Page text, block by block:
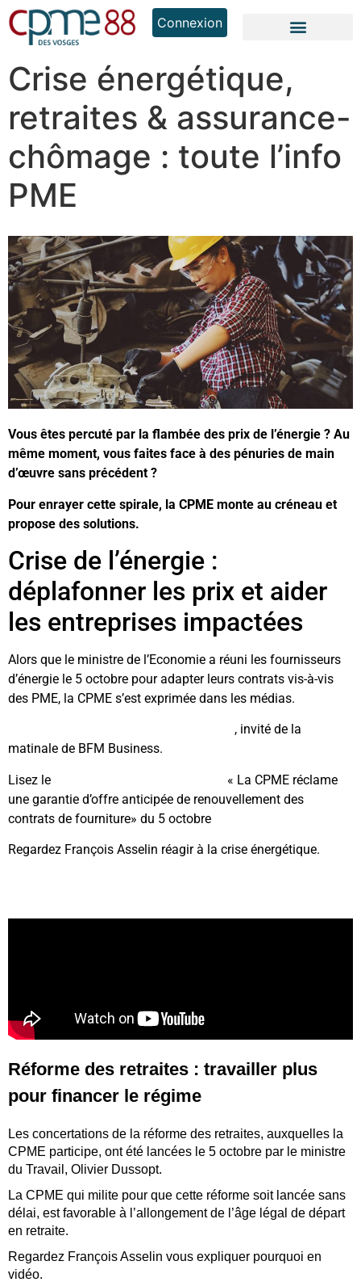
Connexion
Crise énergétique,
retraites & assurance-
chômage : toute l’info
PME
Vous êtes percuté par la flambée des prix de l’énergie ? Au
même moment, vous faites face à des pénuries de main
d’œuvre sans précédent ?
Pour enrayer cette spirale, la CPME monte au créneau et
propose des solutions.
Crise de l’énergie :
déplafonner les prix et aider
les entreprises impactées
Alors que le ministre de l’Economie a réuni les fournisseurs
d’énergie le 5 octobre pour adapter leurs contrats vis-à-vis
des PME, la CPME s’est exprimée dans les médias.
, invité de la
matinale de BFM Business.
Lisez le
« La CPME réclame
une garantie d’offre anticipée de renouvellement des
contrats de fourniture» du 5 octobre
Regardez François Asselin réagir à la crise énergétique.
Réforme des retraites : travailler plus
pour financer le régime
Les concertations de la réforme des retraites, auxquelles la
CPME participe, ont été lancées le 5 octobre par le ministre
du Travail, Olivier Dussopt.
La CPME qui milite pour que cette réforme soit lancée sans
délai, est favorable à l’allongement de l’âge légal de départ
en retraite.
Regardez François Asselin vous expliquer pourquoi en
vidéo.